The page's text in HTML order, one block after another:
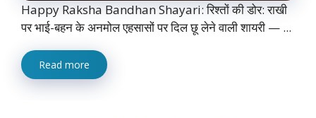
Happy Raksha Bandhan Shayari: रिश्तों की डोर: राखी
पर भाई-बहन के अनमोल एहसासों पर दिल छू लेने वाली शायरी — ...
Read more